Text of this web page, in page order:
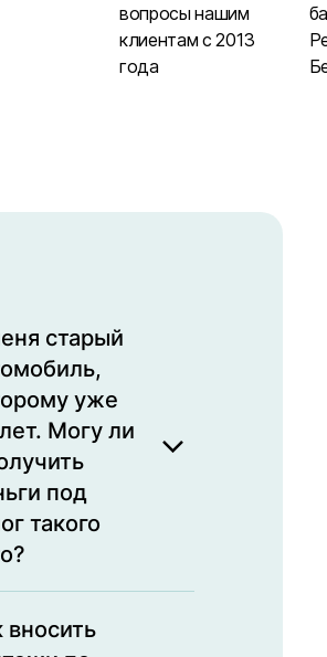
вопросы нашим
клиентам с 2013
года
старый
уже
Могу ли
под
такого
вносить